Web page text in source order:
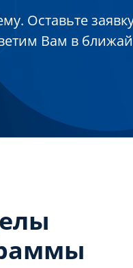
Оставьте
Вам в